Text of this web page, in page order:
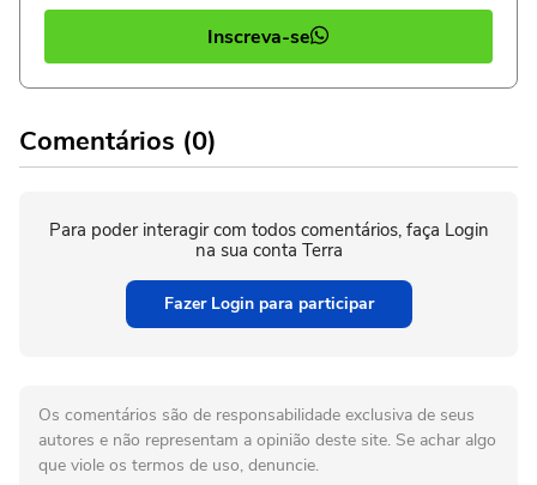
Inscreva-se
Comentários (0)
Para poder interagir com todos comentários, faça Login
na sua conta Terra
Fazer Login para participar
Os comentários são de responsabilidade exclusiva de seus
autores e não representam a opinião deste site. Se achar algo
que viole os termos de uso, denuncie.